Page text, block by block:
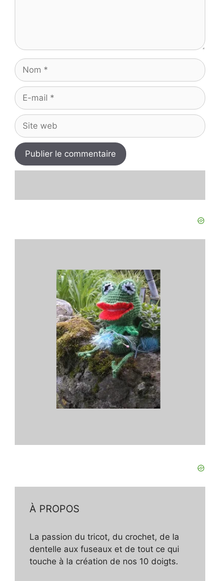
Nom
E-
mail
Site
web
À PROPOS
La passion du tricot, du crochet, de la
dentelle aux fuseaux et de tout ce qui
touche à la création de nos 10 doigts.